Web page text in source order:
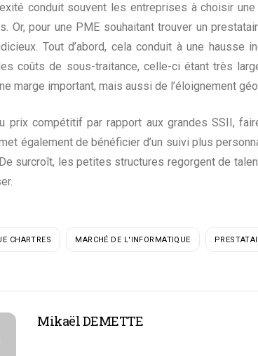
conduit souvent les entreprises à choisir
. Or, pour une PME souhaitant trouver un
Tout d’abord, cela conduit à une
coûts de sous-traitance, celle-ci étant très
marge important, mais aussi de l’éloignement
prix compétitif par rapport aux grandes SSII,
également de bénéficier d’un suivi plus
surcroît, les petites structures regorgent de
CHARTRES MARCHÉ DE L'INFORMATIQUE
Mikaël DEMETTE